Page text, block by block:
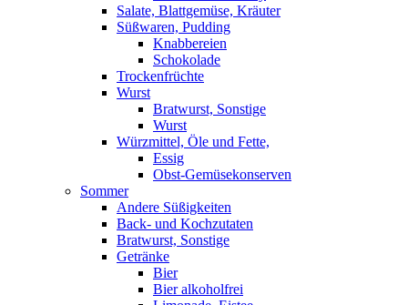
Salate, Blattgemüse, Kräuter
Süßwaren, Pudding
Knabbereien
Schokolade
Trockenfrüchte
Wurst
Bratwurst, Sonstige
Wurst
Würzmittel, Öle und Fette,
Essig
Obst-Gemüsekonserven
Sommer
Andere Süßigkeiten
Back- und Kochzutaten
Bratwurst, Sonstige
Getränke
Bier
Bier alkoholfrei